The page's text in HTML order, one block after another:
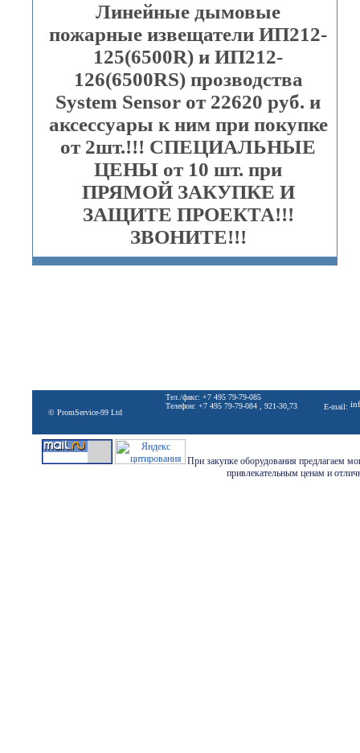
Линейные дымовые
пожарные извещатели ИП212-
125(6500R) и ИП212-
126(6500RS) прозводства
System Sensor от 22620 руб. и
аксессуары к ним при покупке
от 2шт.!!! СПЕЦИАЛЬНЫЕ
ЦЕНЫ от 10 шт. при
ПРЯМОЙ ЗАКУПКЕ И
ЗАЩИТЕ ПРОЕКТА!!!
ЗВОНИТЕ!!!
© PromService-99 Ltd
Тел./факс: +7 495 79-79-085
Телефон: +7 495 79-79-084 , 921-30,73
E-mail:
При закупке оборудования предлагаем
привлекательным ценам и